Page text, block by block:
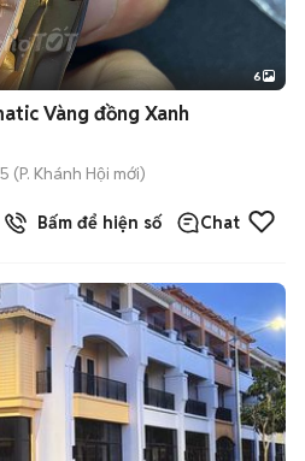
+2
6
Vàng đồng Xanh
(P. Khánh Hội mới)
Bấm để hiện số Chat